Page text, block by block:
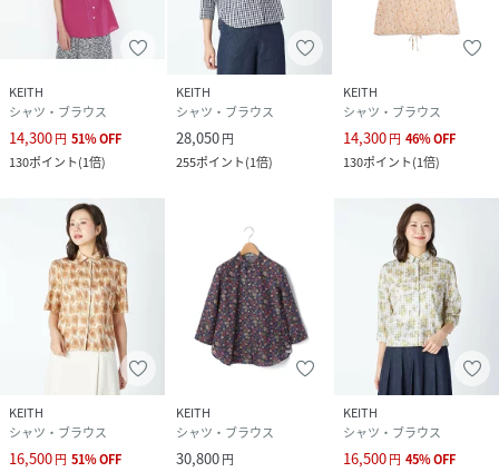
KEITH
シャツ・ブラウス
14,300円 51%OFF
130ポイント(1倍)
KEITH
シャツ・ブラウス
28,050円
255ポイント(1倍)
KEITH
シャツ・ブラウス
14,300円 46%OFF
130ポイント(1倍)
KEITH
シャツ・ブラウス
16,500円 51%OFF
KEITH
シャツ・ブラウス
30,800円
KEITH
シャツ・ブラウス
16,500円 45%OFF